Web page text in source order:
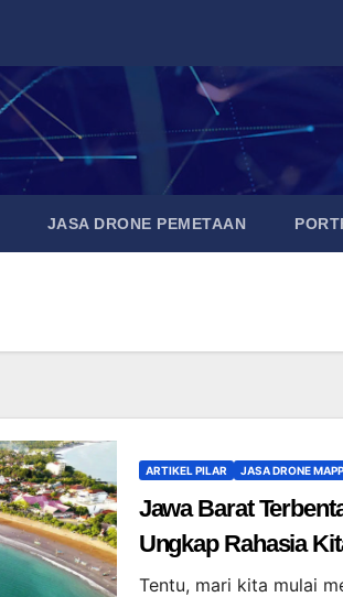
JASA DRONE PEMETAAN
ARTIKEL PILAR JASA DRONE
Jawa Barat
Ungkap Rahasia
Tentu, mari kita mulai